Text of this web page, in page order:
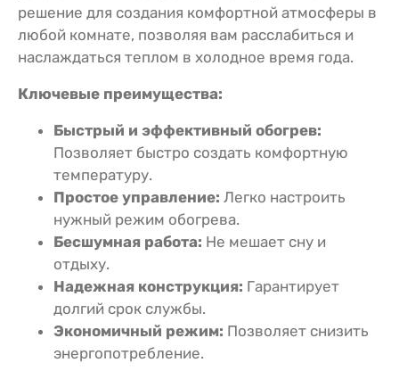
решение для создания комфортной атмосферы в
любой комнате, позволяя вам расслабиться и
наслаждаться теплом в холодное время года.
Ключевые преимущества:
Быстрый и эффективный обогрев:
Позволяет быстро создать комфортную
температуру.
Простое управление: Легко настроить
нужный режим обогрева.
Бесшумная работа: Не мешает сну и
отдыху.
Надежная конструкция: Гарантирует
долгий срок службы.
Экономичный режим: Позволяет снизить
энергопотребление.